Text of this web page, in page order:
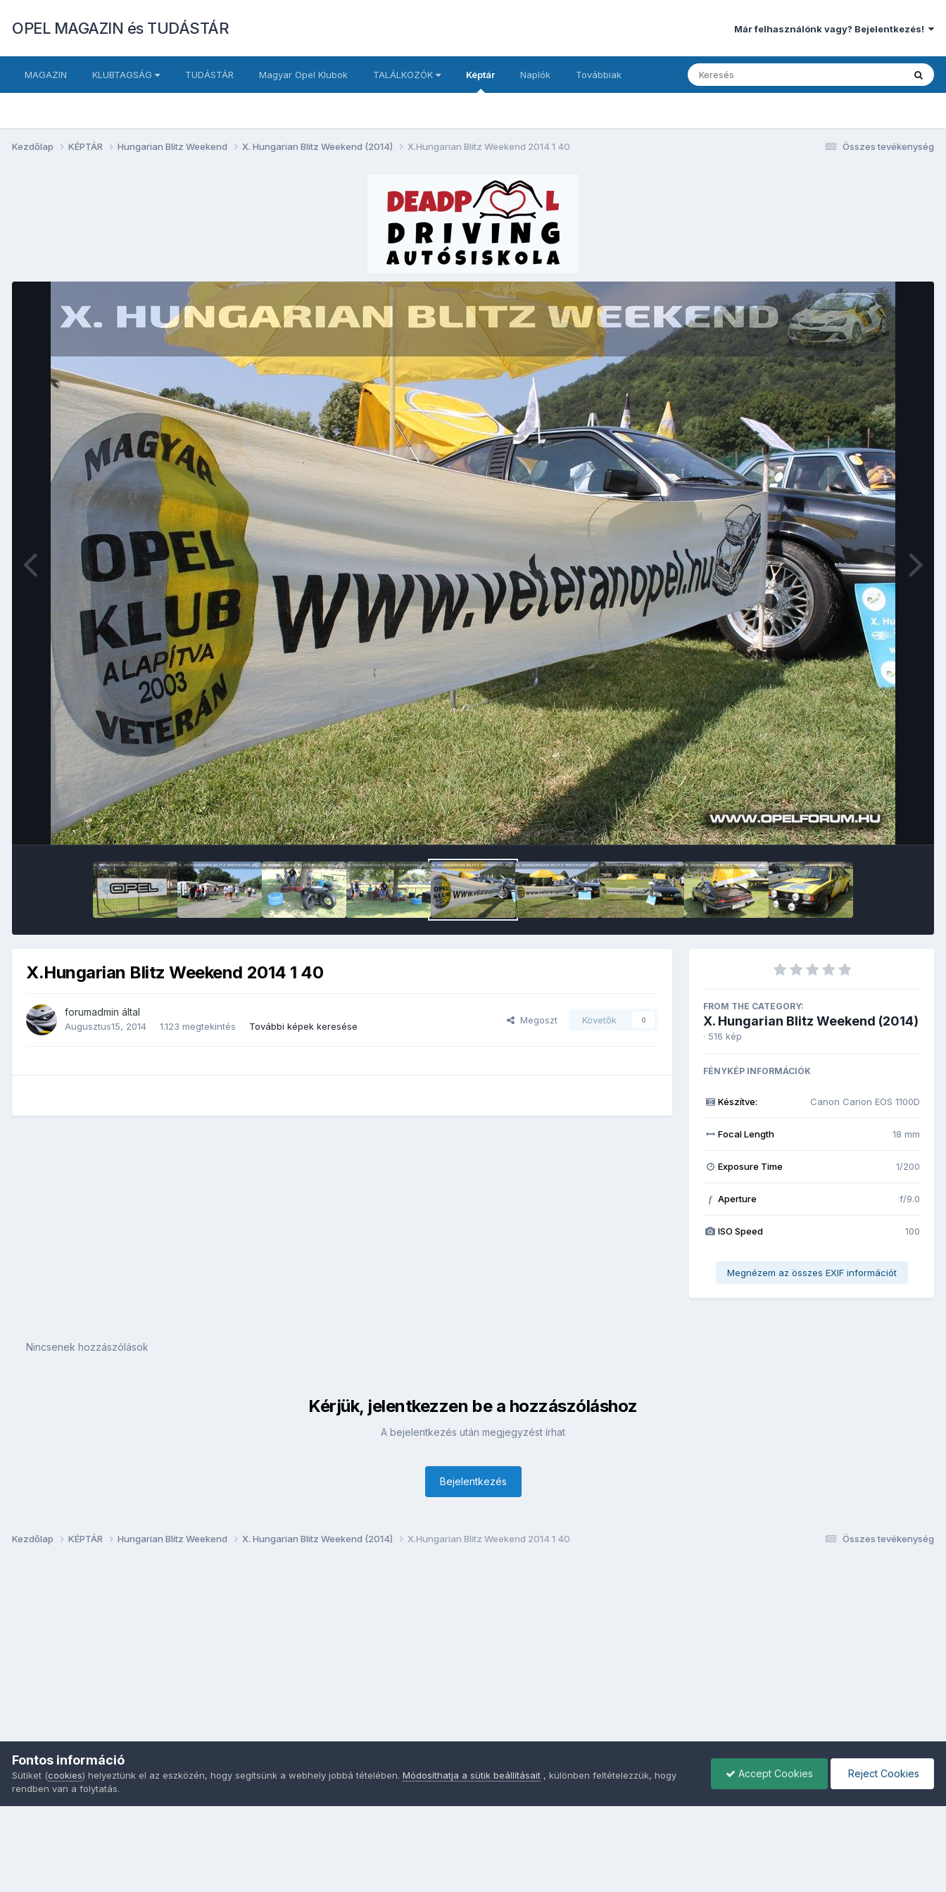
OPEL MAGAZIN és TUDÁSTÁR Már felhasználónk vagy? Bejelentkezés!
MAGAZIN KLUBTAGSÁG TUDÁSTÁR Magyar Opel Klubok TALÁLKOZÓK Képtár Naplók Továbbiak
Összes tevékenység
Kezdőlap KÉPTÁR Hungarian Blitz Weekend X. Hungarian Blitz Weekend (2014) X.Hungarian Blitz Weekend 2014 1 40
Image Tools
X.Hungarian Blitz Weekend 2014 1 40
forumadmin által
Augusztus15, 2014 1.123 megtekintés További képek keresése
Megoszt Követők 0
FROM THE CATEGORY:
X. Hungarian Blitz Weekend (2014)
· 516 kép
FÉNYKÉP INFORMÁCIÓK
Készítve: Canon Canon EOS 1100D
Focal Length 18 mm
Exposure Time 1/200
f Aperture f/9.0
ISO Speed 100
Megnézem az összes EXIF információt
Nincsenek hozzászólások
Kérjük, jelentkezzen be a hozzászóláshoz
A bejelentkezés után megjegyzést írhat
Bejelentkezés
Összes tevékenység
Kezdőlap KÉPTÁR Hungarian Blitz Weekend X. Hungarian Blitz Weekend (2014) X.Hungarian Blitz Weekend 2014 1 40
Fontos információ
Sütiket (cookies) helyeztünk el az eszközén, hogy segítsünk a webhely jobbá tételében. Módosíthatja a sütik beállításait , különben feltételezzük, hogy
rendben van a folytatás.
Accept Cookies Reject Cookies